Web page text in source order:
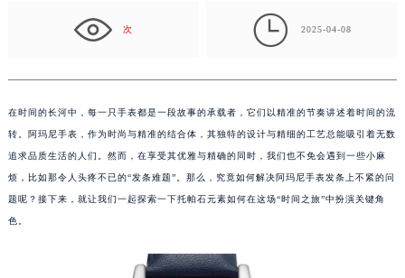
次  2025-04-08
在时间的长河中，每一只手表都是一段故事的承载者，它们以精准的节奏讲述着时间的流
转。阿玛尼手表，作为时尚与精准的结合体，其独特的设计与精细的工艺总能吸引着无数
追求品质生活的人们。然而，在享受其优雅与精确的同时，我们也不免会遇到一些小麻
烦，比如那令人头疼不已的“发条难题”。那么，究竟如何解决阿玛尼手表发条上不紧的问
题呢？接下来，就让我们一起探索一下托帕石元素如何在这场“时间之旅”中扮演关键角
色。